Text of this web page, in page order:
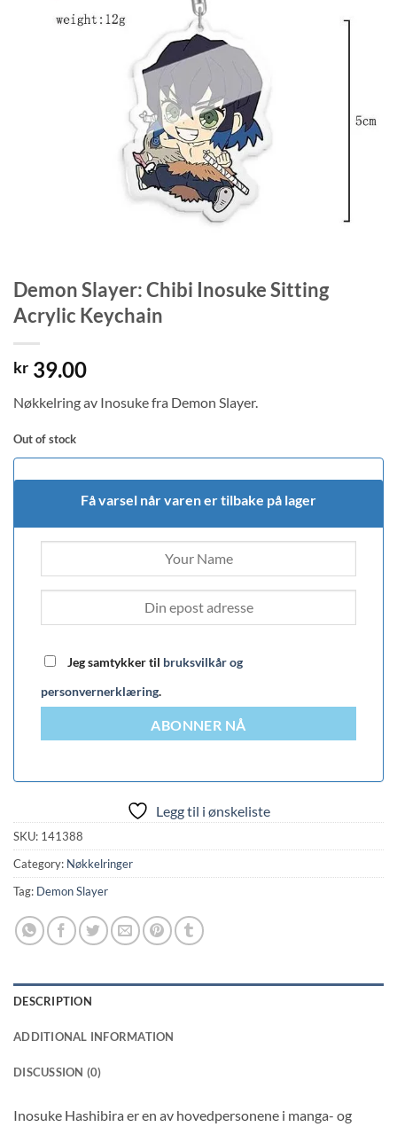
Demon Slayer: Chibi Inosuke Sitting
Acrylic Keychain
kr 39.00
Nøkkelring av Inosuke fra Demon Slayer.
Out of stock
Få varsel når varen er tilbake på lager
Jeg samtykker til bruksvilkår og
personvernerklæring.
ABONNER NÅ
Legg til i ønskeliste
SKU: 141388
Category: Nøkkelringer
Tag: Demon Slayer
DESCRIPTION
ADDITIONAL INFORMATION
DISCUSSION (0)
Inosuke Hashibira er en av hovedpersonene i manga- og